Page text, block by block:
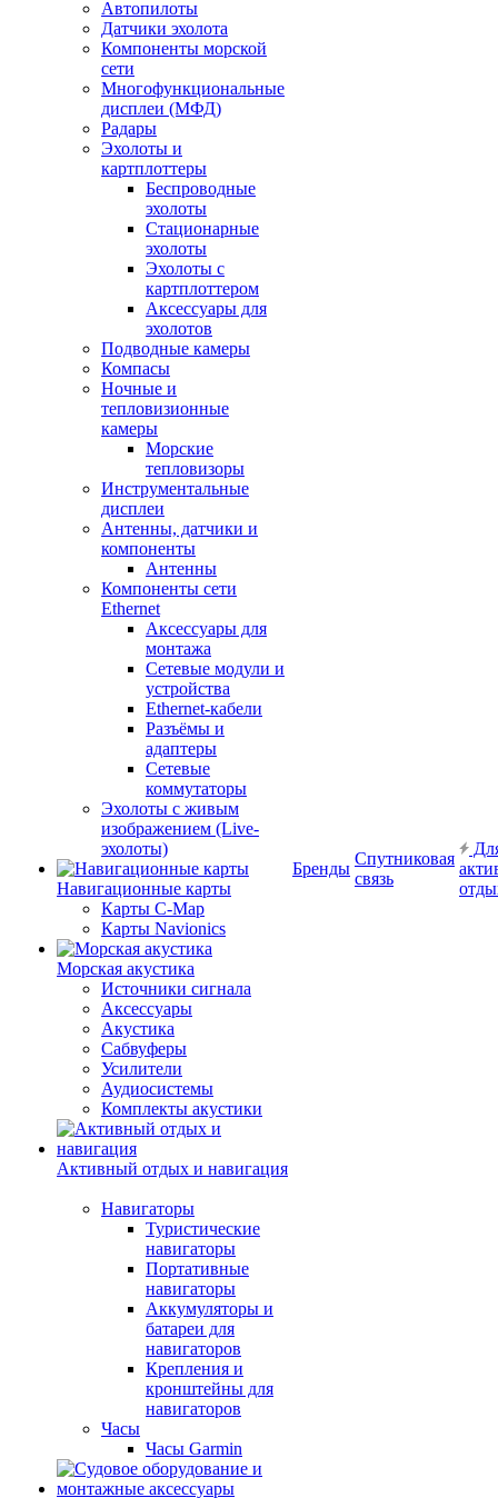
Автопилоты
Датчики эхолота
Компоненты морской
сети
Многофункциональные
дисплеи (МФД)
Радары
Эхолоты и
картплоттеры
Беспроводные
эхолоты
Стационарные
эхолоты
Эхолоты с
картплоттером
Аксессуары для
эхолотов
Подводные камеры
Компасы
Ночные и
тепловизионные
камеры
Морские
тепловизоры
Инструментальные
дисплеи
Антенны, датчики и
компоненты
Антенны
Компоненты сети
Ethernet
Аксессуары для
монтажа
Сетевые модули и
устройства
Ethernet-кабели
Разъёмы и
адаптеры
Сетевые
коммутаторы
Эхолоты с живым
изображением (Live-
эхолоты)
Навигационные карты
Карты C-Map
Карты Navionics
Морская акустика
Источники сигнала
Аксессуары
Акустика
Сабвуферы
Усилители
Аудиосистемы
Комплекты акустики
Активный отдых и навигация
Навигаторы
Туристические
навигаторы
Портативные
навигаторы
Аккумуляторы и
батареи для
навигаторов
Крепления и
кронштейны для
навигаторов
Часы
Часы Garmin
Бренды
Спутниковая
связь